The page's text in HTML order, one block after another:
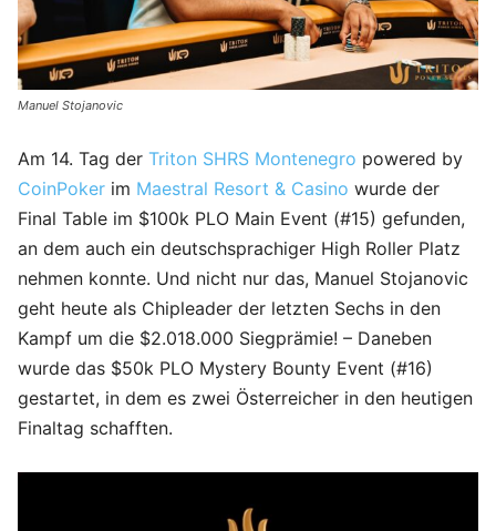
Manuel Stojanovic
Am 14. Tag der Triton SHRS Montenegro powered by
CoinPoker im Maestral Resort & Casino wurde der
Final Table im $100k PLO Main Event (#15) gefunden,
an dem auch ein deutschsprachiger High Roller Platz
nehmen konnte. Und nicht nur das, Manuel Stojanovic
geht heute als Chipleader der letzten Sechs in den
Kampf um die $2.018.000 Siegprämie! – Daneben
wurde das $50k PLO Mystery Bounty Event (#16)
gestartet, in dem es zwei Österreicher in den heutigen
Finaltag schafften.